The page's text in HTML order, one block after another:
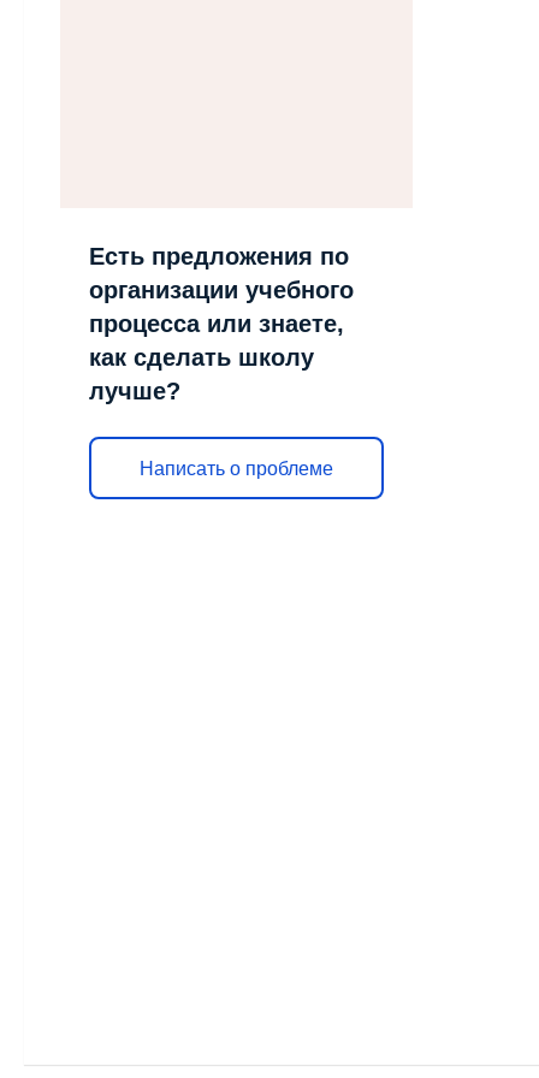
Есть предложения по
организации учебного
процесса или знаете,
как сделать школу
лучше?
Написать о проблеме